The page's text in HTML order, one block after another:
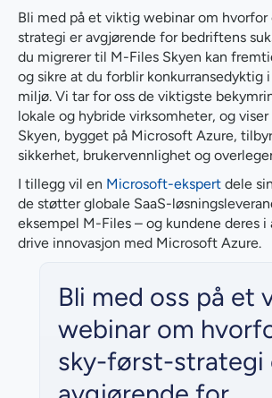
Bli med på et viktig webinar om hvorfor
strategi er avgjørende for bedriftens
du migrerer til M-Files Skyen kan
og sikre at du forblir konkurransedyktig
miljø. Vi tar for oss de viktigste
lokale og hybride virksomheter, og
Skyen, bygget på Microsoft Azure,
sikkerhet, brukervennlighet og
I tillegg vil en Microsoft-ekspert dele
de støtter globale SaaS-
eksempel M-Files – og kundene deres i
drive innovasjon med Microsoft Azure.
Bli med oss på et
webinar om
sky-først-strategi